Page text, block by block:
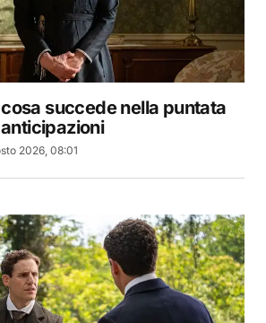
succede nella puntata
2026, 08:01